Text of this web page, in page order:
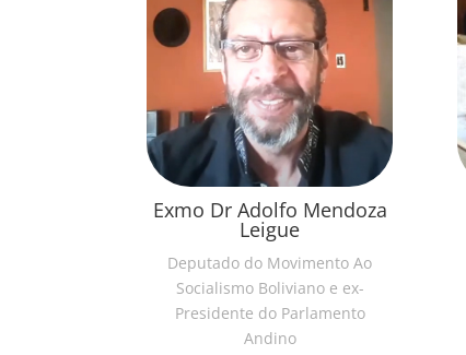
Exmo Dr Adolfo Mendoza
Leigue
Deputado do Movimento Ao
Socialismo Boliviano e ex-
Presidente do Parlamento
Andino